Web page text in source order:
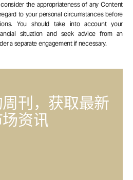
the appropriateness of any Content
to your personal circumstances before
You should take into account your
situation and seek advice from an
a separate engagement if necessary.
刊，获取最新
资讯